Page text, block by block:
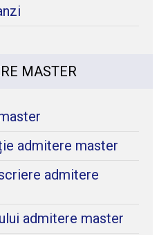
MASTER
admitere master
admitere
admitere master